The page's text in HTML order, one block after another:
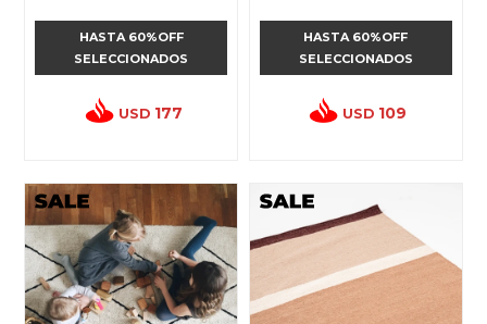
HASTA 60%OFF
SELECCIONADOS
USD 177
HASTA 60%OFF
SELECCIONADOS
USD 109